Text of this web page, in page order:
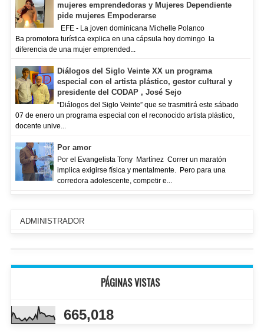
mujeres emprendedoras y Mujeres Dependiente
pide mujeres Empoderarse
EFE - La joven dominicana Michelle Polanco
Ba promotora turística explica en una cápsula hoy domingo la
diferencia de una mujer emprended...
Diálogos del Siglo Veinte XX un programa
especial con el artista plástico, gestor cultural y
presidente del CODAP , José Sejo
“Diálogos del Siglo Veinte” que se trasmitirá este sábado
07 de enero un programa especial con el reconocido artista plástico,
docente unive...
Por amor
Por el Evangelista Tony Martínez Correr un maratón
implica exigirse física y mentalmente. Pero para una
corredora adolescente, competir e...
ADMINISTRADOR
PÁGINAS VISTAS
665,018